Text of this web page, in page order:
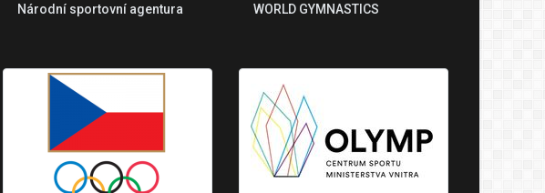
Národní sportovní agentura WORLD GYMNASTICS